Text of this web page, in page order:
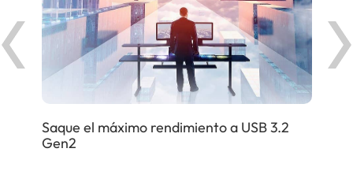
Saque el máximo rendimiento a USB 3.2
Gen2